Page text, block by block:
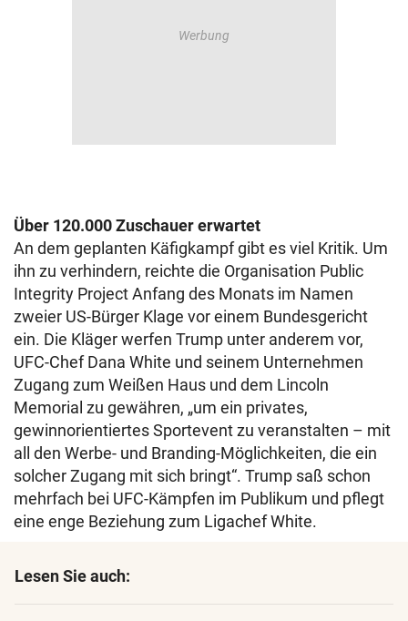
Über 120.000 Zuschauer erwartet
An dem geplanten Käfigkampf gibt es viel Kritik. Um
ihn zu verhindern, reichte die Organisation Public
Integrity Project Anfang des Monats im Namen
zweier US-Bürger Klage vor einem Bundesgericht
ein. Die Kläger werfen Trump unter anderem vor,
UFC-Chef Dana White und seinem Unternehmen
Zugang zum Weißen Haus und dem Lincoln
Memorial zu gewähren, „um ein privates,
gewinnorientiertes Sportevent zu veranstalten – mit
all den Werbe- und Branding-Möglichkeiten, die ein
solcher Zugang mit sich bringt“. Trump saß schon
mehrfach bei UFC-Kämpfen im Publikum und pflegt
eine enge Beziehung zum Ligachef White.
Lesen Sie auch: